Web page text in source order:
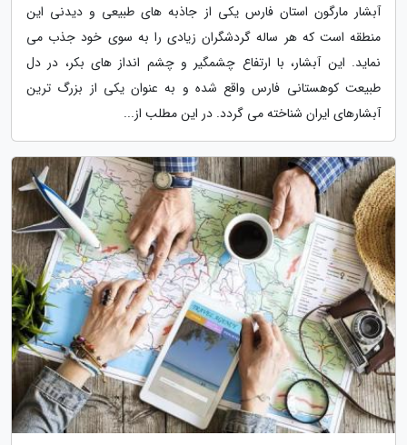
آبشار مارگون استان فارس یکی از جاذبه های طبیعی و دیدنی این
منطقه است که هر ساله گردشگران زیادی را به سوی خود جذب می
نماید. این آبشار، با ارتفاع چشمگیر و چشم انداز های بکر، در دل
طبیعت کوهستانی فارس واقع شده و به عنوان یکی از بزرگ ترین
آبشارهای ایران شناخته می گردد. در این مطلب از...